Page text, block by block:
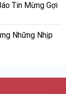
Tin Mừng Gợi
Những Nhịp